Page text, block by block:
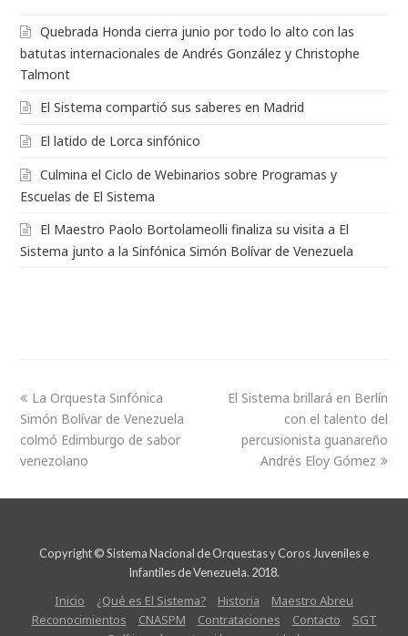
Quebrada Honda cierra junio por todo lo alto con las
batutas internacionales de Andrés González y Christophe
Talmont
El Sistema compartió sus saberes en Madrid
El latido de Lorca sinfónico
Culmina el Ciclo de Webinarios sobre Programas y
Escuelas de El Sistema
El Maestro Paolo Bortolameolli finaliza su visita a El
Sistema junto a la Sinfónica Simón Bolívar de Venezuela
La Orquesta Sinfónica
Simón Bolívar de Venezuela
colmó Edimburgo de sabor
venezolano
El Sistema brillará en Berlín
con el talento del
percusionista guanareño
Andrés Eloy Gómez
Copyright © Sistema Nacional de Orquestas y Coros Juveniles e
Infantiles de Venezuela. 2018.
Inicio ¿Qué es El Sistema? Historia
Maestro Abreu
Reconocimientos
CNASPM Contrataciones Contacto
SGT